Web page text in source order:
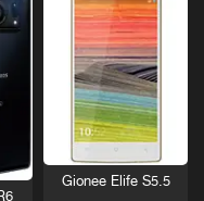
Gionee Elife S5.5